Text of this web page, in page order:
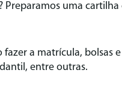
uma
a matrícula, bolsas
entre outras.